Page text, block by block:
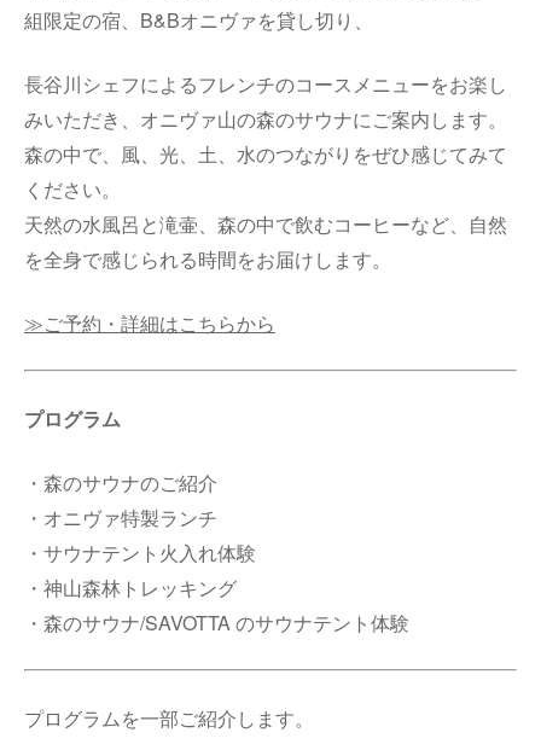
組限定の宿、B&Bオニヴァを貸し切り、
長谷川シェフによるフレンチのコースメニューをお楽し
みいただき、オニヴァ山の森のサウナにご案内します。
森の中で、風、光、土、水のつながりをぜひ感じてみて
ください。
天然の水風呂と滝壷、森の中で飲むコーヒーなど、自然
を全身で感じられる時間をお届けします。
≫ご予約・詳細はこちらから
プログラム
・森のサウナのご紹介
・オニヴァ特製ランチ
・サウナテント火入れ体験
・神山森林トレッキング
・森のサウナ/SAVOTTA のサウナテント体験
プログラムを一部ご紹介します。